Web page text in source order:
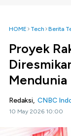
HOME Tech Berita
Proyek
Mendunia
Redaksi, CNBC
10 May 2026 10:00